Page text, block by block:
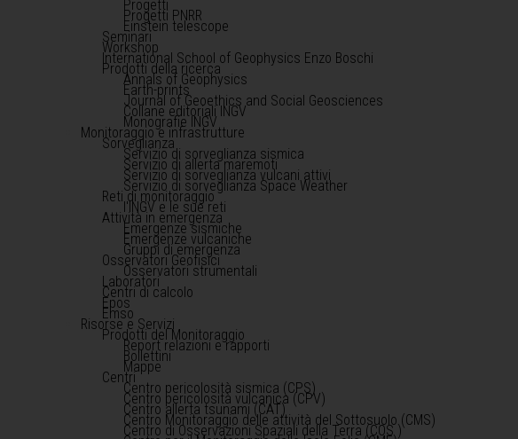
Progetti
Progetti PNRR
Einstein telescope
Seminari
Workshop
International School of Geophysics Enzo Boschi
Prodotti della ricerca
Annals of Geophysics
Earth-prints
Journal of Geoethics and Social Geosciences
Collane editoriali INGV
Monografie INGV
Monitoraggio e infrastrutture
Sorveglianza
Servizio di sorveglianza sismica
Servizio di allerta maremoti
Servizio di sorveglianza vulcani attivi
Servizio di sorveglianza Space Weather
Reti di monitoraggio
l'INGV e le sue reti
Attività in emergenza
Emergenze sismiche
Emergenze vulcaniche
Gruppi di emergenza
Osservatori Geofisici
Osservatori strumentali
Laboratori
Centri di calcolo
Epos
Emso
Risorse e Servizi
Prodotti del Monitoraggio
Report relazioni e rapporti
Bollettini
Mappe
Centri
Centro pericolosità sismica (CPS)
Centro pericolosità vulcanica (CPV)
Centro allerta tsunami (CAT)
Centro Monitoraggio delle attività del Sottosuolo (CMS)
Centro di Osservazioni Spaziali della Terra (COS )